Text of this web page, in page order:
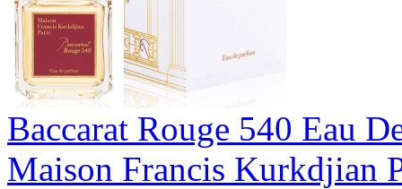
Baccarat Rouge 540 Eau
Maison Francis Kurkdjian